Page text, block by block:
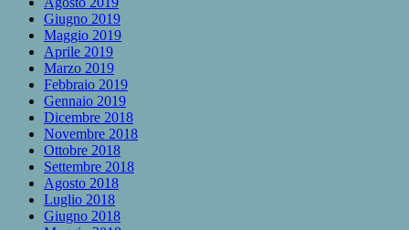
Giugno 2019
Maggio 2019
Aprile 2019
Marzo 2019
Febbraio 2019
Gennaio 2019
Dicembre 2018
Novembre 2018
Ottobre 2018
Settembre 2018
Agosto 2018
Luglio 2018
Giugno 2018